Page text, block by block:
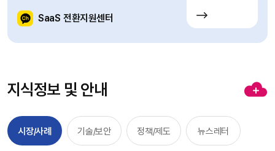
SaaS 전환지원센터
지식정보 및 안내
시장/사례 기술/보안 정책/제도 뉴스레터